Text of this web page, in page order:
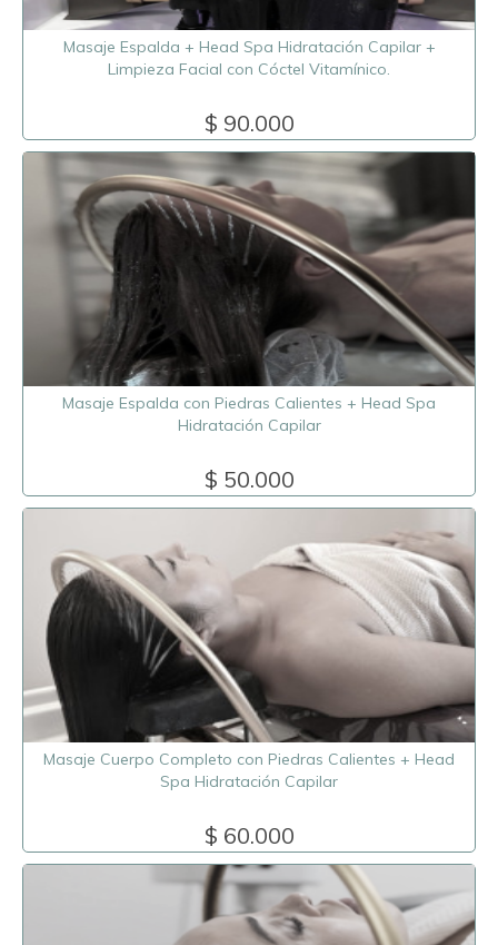
Masaje Espalda + Head Spa Hidratación Capilar +
Limpieza Facial con Cóctel Vitamínico.
$ 90.000
Masaje Espalda con Piedras Calientes + Head Spa
Hidratación Capilar
$ 50.000
Masaje Cuerpo Completo con Piedras Calientes + Head
Spa Hidratación Capilar
$ 60.000